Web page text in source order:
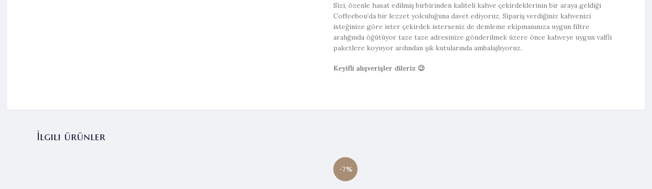
Sizi, özenle hasat edilmiş birbirinden kaliteli kahve çekirdeklerinin bir araya geldiği
Coffeebou’da bir lezzet yolculuğuna davet ediyoruz. Sipariş verdiğiniz kahvenizi
isteğinize göre ister çekirdek isterseniz de demleme ekipmanınıza uygun filtre
aralığında öğütüyor taze taze adresinize gönderilmek üzere önce kahveye uygun valfli
paketlere koyuyor ardından şık kutularında ambalajlıyoruz.
Keyifli alışverişler dileriz 😉
İlgili ürünler
-7%